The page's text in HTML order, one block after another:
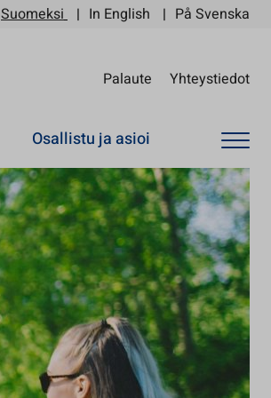
Suomeksi In English På Svenska
Palaute Yhteystiedot
Osallistu ja asioi